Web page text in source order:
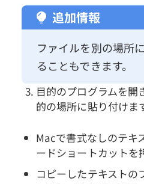
追加情報
ファイルを別の場所
ることもできます。
目的のプログラムを
的の場所に貼り付けま
Macで書式なしのテキ
ードショートカットを
コピーしたテキスト